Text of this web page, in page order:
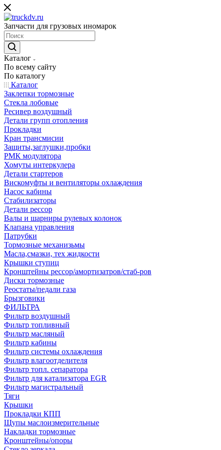
Запчасти для грузовых иномарок
Каталог
По всему сайту
По каталогу
Каталог
Заклепки тормозные
Стекла лобовые
Ресивер воздушный
Детали групп отопления
Прокладки
Кран трансмисии
Защиты,заглушки,пробки
РМК модулятора
Хомуты интеркулера
Детали стартеров
Вискомуфты и вентиляторы охлаждения
Насос кабины
Стабилизаторы
Детали рессор
Валы и шарниры рулевых колонок
Клапана управления
Патрубки
Тормозные механизьмы
Масла,смазки, тех жидкости
Крышки ступиц
Кронштейны рессор/амортизатров/стаб-ров
Диски тормозные
Реостаты/педали газа
Брызговики
ФИЛЬТРА
Фильтр воздушный
Фильтр топливный
Фильтр масляный
Фильтр кабины
Фильтр системы охлаждения
Фильтр влагоотделителя
Фильтр топл. сепаратора
Фильтр для катализатора EGR
Фильтр магистральный
Тяги
Крышки
Прокладки КПП
Щупы маслоизмерительные
Накладки тормозные
Кронштейны/опоры